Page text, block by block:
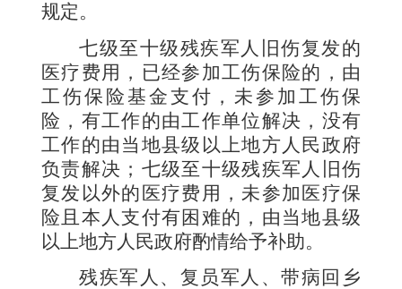
规定。
七级至十级残疾军人旧伤复发的
医疗费用，已经参加工伤保险的，由
工伤保险基金支付，未参加工伤保
险，有工作的由工作单位解决，没有
工作的由当地县级以上地方人民政府
负责解决；七级至十级残疾军人旧伤
复发以外的医疗费用，未参加医疗保
险且本人支付有困难的，由当地县级
以上地方人民政府酌情给予补助。
残疾军人、复员军人、带病回乡